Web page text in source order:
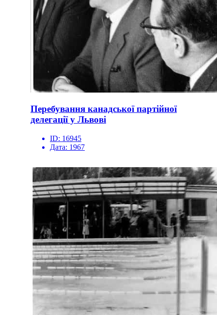
Перебування канадської партійної
делегації у Львові
ID: 16945
Дата: 1967